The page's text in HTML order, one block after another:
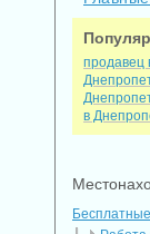
продавец
в